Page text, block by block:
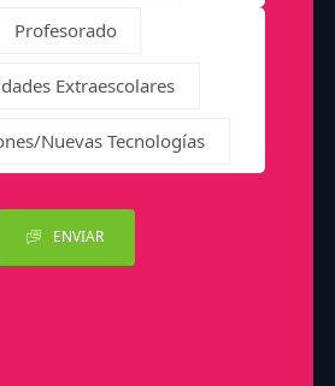
Profesorado
Extraescolares
Nuevas Tecnologías
ENVIAR